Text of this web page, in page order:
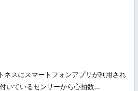
ネスにスマートフォンアプリが利用され
いているセンサーから心拍数...